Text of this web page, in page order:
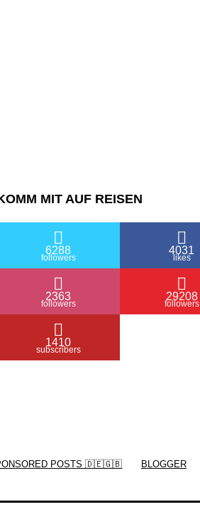
MIT AUF REISEN
6288
followers
4031
likes
2363
followers
29208
followers
1410
subscribers
POSTS 🇩🇪🇬🇧 BLOGGER